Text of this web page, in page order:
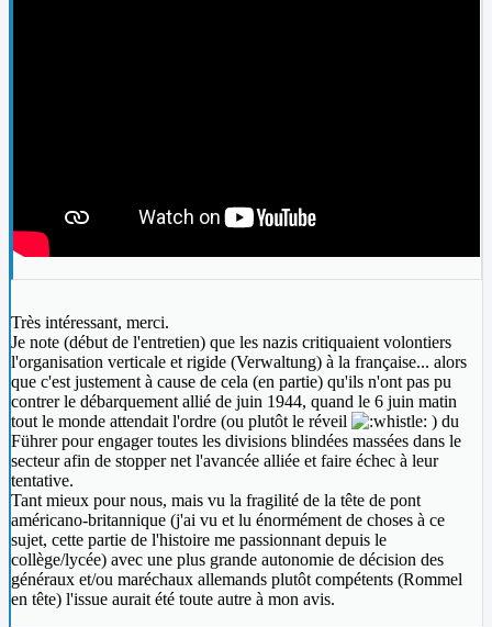
Très intéressant, merci.
Je note (début de l'entretien) que les nazis critiquaient volontiers
l'organisation verticale et rigide (Verwaltung) à la française... alors
que c'est justement à cause de cela (en partie) qu'ils n'ont pas pu
contrer le débarquement allié de juin 1944, quand le 6 juin matin
tout le monde attendait l'ordre (ou plutôt le réveil
) du
Führer pour engager toutes les divisions blindées massées dans le
secteur afin de stopper net l'avancée alliée et faire échec à leur
tentative.
Tant mieux pour nous, mais vu la fragilité de la tête de pont
américano-britannique (j'ai vu et lu énormément de choses à ce
sujet, cette partie de l'histoire me passionnant depuis le
collège/lycée) avec une plus grande autonomie de décision des
généraux et/ou maréchaux allemands plutôt compétents (Rommel
en tête) l'issue aurait été toute autre à mon avis.